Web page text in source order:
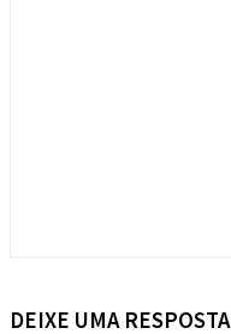
DEIXE UMA RESPOSTA